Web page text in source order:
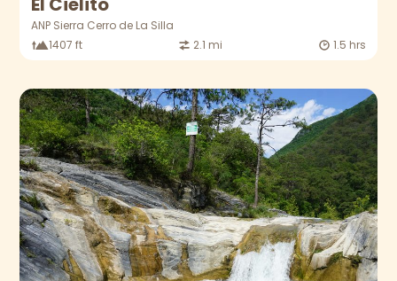
ANP Sierra Cerro de La Silla
1407 ft
2.1 mi 1.5 hrs